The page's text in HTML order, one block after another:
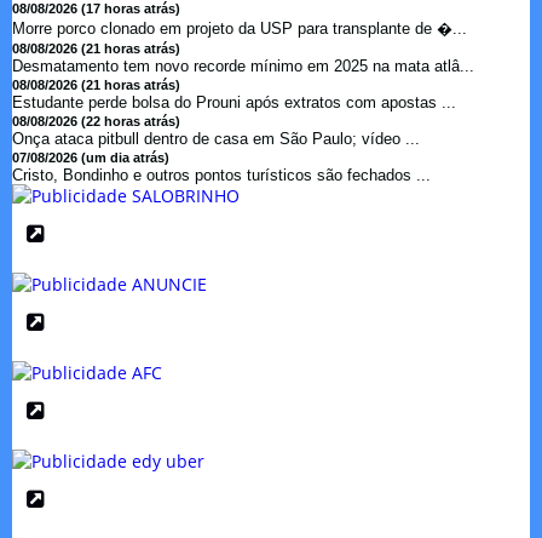
08/08/2026 (17 horas atrás)
Morre porco clonado em projeto da USP para transplante de �...
08/08/2026 (21 horas atrás)
Desmatamento tem novo recorde mínimo em 2025 na mata atlâ...
08/08/2026 (21 horas atrás)
Estudante perde bolsa do Prouni após extratos com apostas ...
08/08/2026 (22 horas atrás)
Onça ataca pitbull dentro de casa em São Paulo; vídeo ...
07/08/2026 (um dia atrás)
Cristo, Bondinho e outros pontos turísticos são fechados ...